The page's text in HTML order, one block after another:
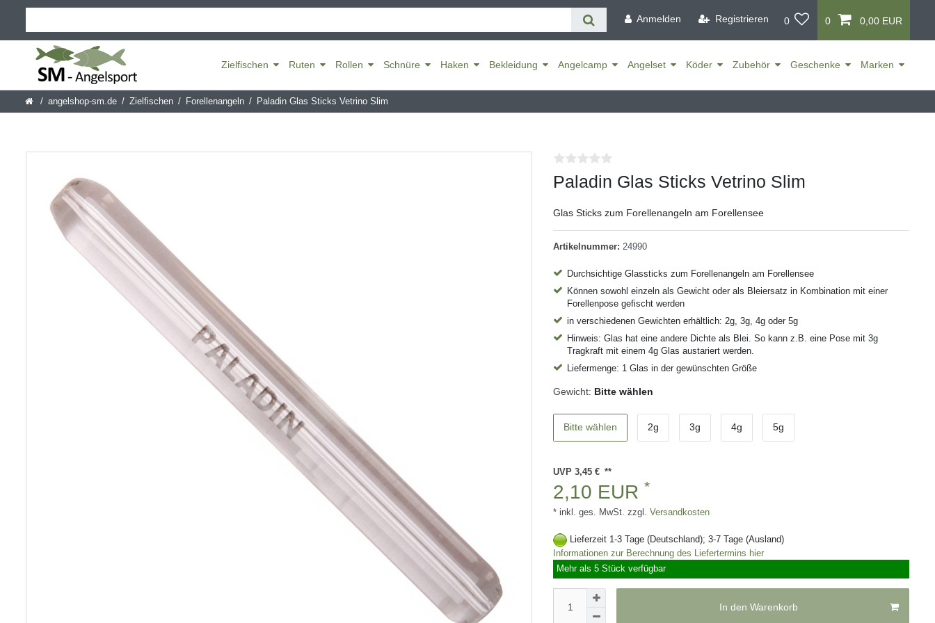
Anmelden Registrieren 0 0 0,00 EUR
Zielfischen Ruten Rollen Schnüre Haken Bekleidung Angelcamp Angelset Köder Zubehör Geschenke Marken
angelshop-sm.de Zielfischen Forellenangeln Paladin Glas Sticks Vetrino Slim
Paladin Glas Sticks Vetrino Slim
Glas Sticks zum Forellenangeln am Forellensee
Artikelnummer: 24990
Durchsichtige Glassticks zum Forellenangeln am Forellensee
Können sowohl einzeln als Gewicht oder als Bleiersatz in Kombination mit einer
Forellenpose gefischt werden
in verschiedenen Gewichten erhältlich: 2g, 3g, 4g oder 5g
Hinweis: Glas hat eine andere Dichte als Blei. So kann z.B. eine Pose mit 3g
Tragkraft mit einem 4g Glas austariert werden.
Liefermenge: 1 Glas in der gewünschten Größe
Gewicht: Bitte wählen
Bitte wählen 2g 3g 4g 5g
UVP 3,45 €
2,10 EUR*
* inkl. ges. MwSt. zzgl. Versandkosten
Lieferzeit 1-3 Tage (Deutschland); 3-7 Tage (Ausland)
Informationen zur Berechnung des Liefertermins hier
Mehr als 5 Stück verfügbar
In den Warenkorb